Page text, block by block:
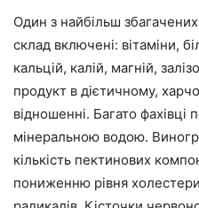
Один з найбільш
склад включені: вітаміни,
кальцій, калій, магній,
продукт в дієтичному,
відношенні. Багато фахівці
мінеральною водою.
кількість пектинових
пониженню рівня